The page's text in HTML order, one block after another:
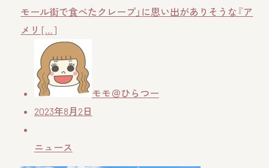
モール街で食べたクレープ」に思い出がありそうな『ア
メリ […]
モモ＠ひらつー
2023年8月2日
ニュース